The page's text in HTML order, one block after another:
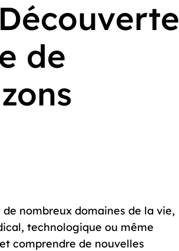
de
nombreux domaines de la vie,
technologique ou même
comprendre de nouvelles